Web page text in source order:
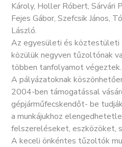
Károly, Holler Róbert, Sárvári
Fejes Gábor, Szefcsik János,
László.
Az egyesületi és
közülük negyven tűzoltónak
többen tanfolyamot végeztek.
A pályázatoknak
2004-ben támogatással
gépjárműfecskendőt- be
a munkájukhoz
felszereléseket, eszközöket,
A keceli önkéntes tűzoltók